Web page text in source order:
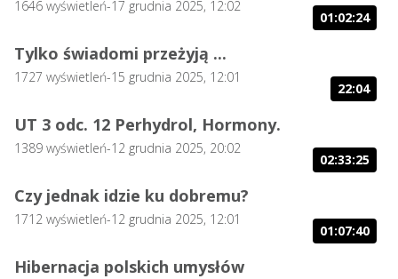
1646 wyświetleń-17 grudnia 2025, 12:02
01:02:24
Tylko świadomi przeżyją ...
1727 wyświetleń-15 grudnia 2025, 12:01
22:04
UT 3 odc. 12 Perhydrol, Hormony.
1389 wyświetleń-12 grudnia 2025, 20:02
02:33:25
Czy jednak idzie ku dobremu?
1712 wyświetleń-12 grudnia 2025, 12:01
01:07:40
Hibernacja polskich umysłów